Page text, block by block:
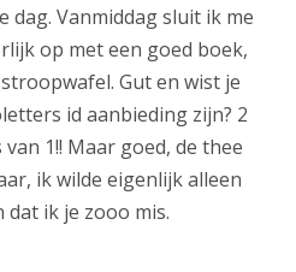
dag. Vanmiddag sluit ik me
op met een goed boek,
Gut en wist je
id aanbieding zijn? 2
1!! Maar goed, de thee
ik wilde eigenlijk alleen
dat ik je zooo mis.